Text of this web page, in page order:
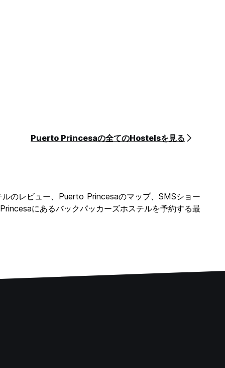
Puerto Princesaの全てのHostelsを見る
のレビュー、Puerto Princesaのマップ、SMSショー
にあるバックパッカーズホステルを予約する最